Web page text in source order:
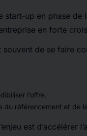
up en phase de
en forte
souvent de se faire
l’offre.
du référencement et de
est d’accélérer